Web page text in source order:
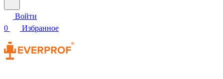
Войти
0
Избранное